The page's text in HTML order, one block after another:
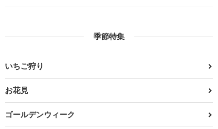
季節特集
いちご狩り
お花見
ゴールデンウィーク